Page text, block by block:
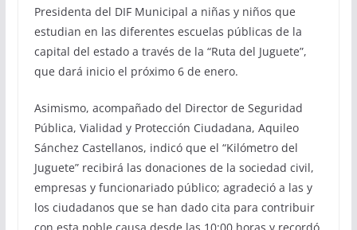
Presidenta del DIF Municipal a niñas y niños que
estudian en las diferentes escuelas públicas de la
capital del estado a través de la “Ruta del Juguete”,
que dará inicio el próximo 6 de enero.
Asimismo, acompañado del Director de Seguridad
Pública, Vialidad y Protección Ciudadana, Aquileo
Sánchez Castellanos, indicó que el “Kilómetro del
Juguete” recibirá las donaciones de la sociedad civil,
empresas y funcionariado público; agradeció a las y
los ciudadanos que se han dado cita para contribuir